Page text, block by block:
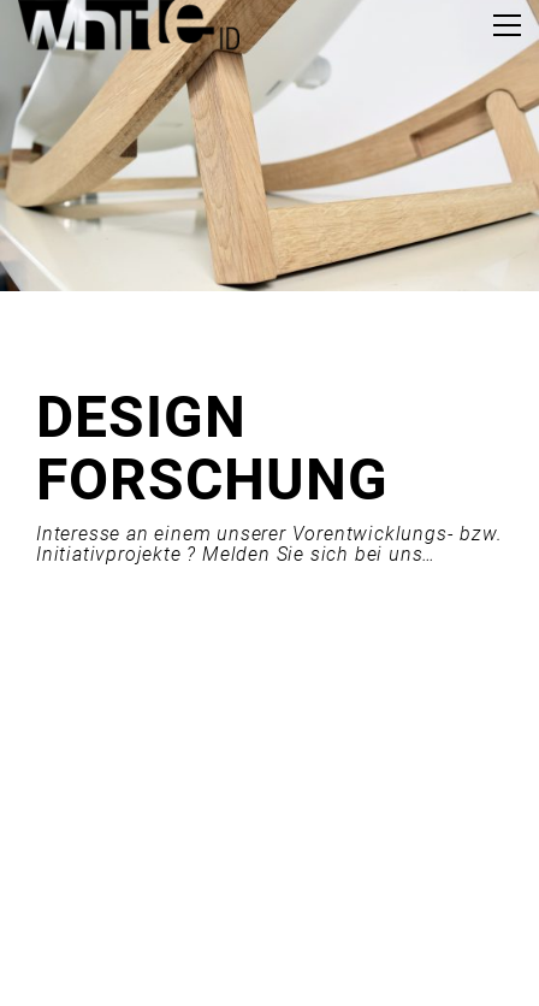
DESIGN
FORSCHUNG
Interesse an einem unserer Vorentwicklungs- bzw.
Initiativprojekte ? Melden Sie sich bei uns…